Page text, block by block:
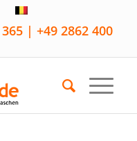
| +49 2862 400